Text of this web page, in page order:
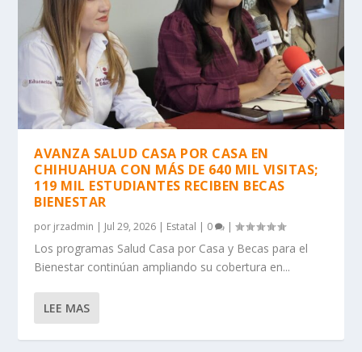
AVANZA SALUD CASA POR CASA EN
CHIHUAHUA CON MÁS DE 640 MIL VISITAS;
119 MIL ESTUDIANTES RECIBEN BECAS
BIENESTAR
por jrzadmin | Jul 29, 2026 | Estatal | 0 |
Los programas Salud Casa por Casa y Becas para el
Bienestar continúan ampliando su cobertura en...
LEE MAS